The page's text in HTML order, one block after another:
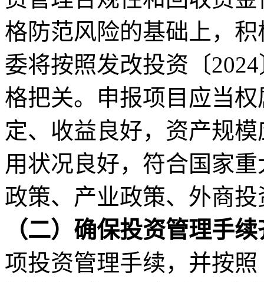
格防范风险的基础上，
委将按照发改投资〔
格把关。申报项目应当
定、收益良好，资产规
用状况良好，符合国家
政策、产业政策、外商
（二）确保投资管理手
项投资管理手续，并按